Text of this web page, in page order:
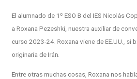
El alumnado de 1º ESO B del IES Nicolás
a Roxana Pezeshki, nuestra auxiliar de
curso 2023-24. Roxana viene de EE.UU., si
originaria de Irán.
Entre otras muchas cosas, Roxana nos